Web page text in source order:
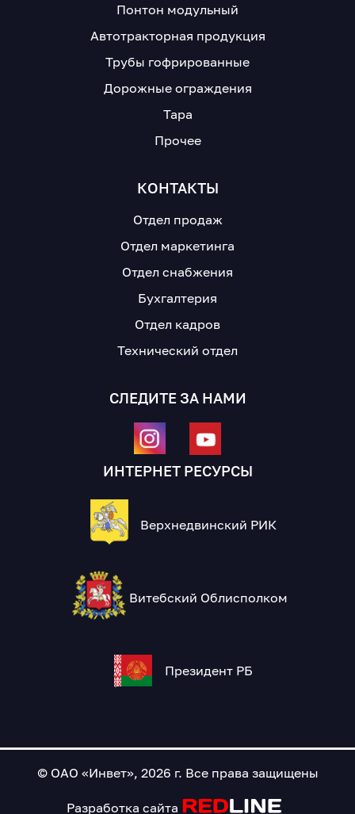
Понтон модульный
Автотракторная продукция
Трубы гофрированные
Дорожные ограждения
Тара
Прочее
КОНТАКТЫ
Отдел продаж
Отдел маркетинга
Отдел снабжения
Бухгалтерия
Отдел кадров
Технический отдел
СЛЕДИТЕ ЗА НАМИ
ИНТЕРНЕТ РЕСУРСЫ
Верхнедвинский РИК
Витебский Облисполком
Президент РБ
© ОАО «Инвет», 2026 г. Все права защищены
Разработка сайта